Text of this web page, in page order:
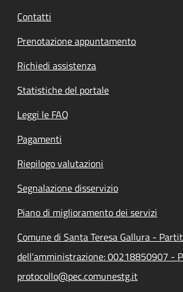
Contatti
Prenotazione appuntamento
Richiedi assistenza
Statistiche del portale
Leggi le FAQ
Pagamenti
Riepilogo valutazioni
Segnalazione disservizio
Piano di miglioramento dei servizi
Comune di Santa Teresa Gallura -
dell'amministrazione: 00218850907 -
protocollo@pec.comunestg.it